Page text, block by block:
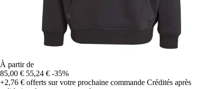
À partir de
85,00 € 55,24 € -35%
+2,76 € offerts sur votre prochaine commande Crédités après